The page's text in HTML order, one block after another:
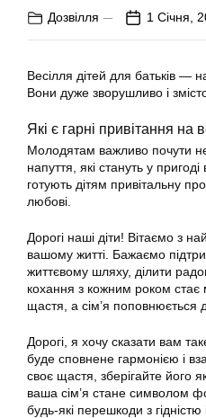
Дозвілля 1 Січня,
Весілля дітей для батьків —
Вони дуже зворушливо і
Які є гарні привітання на
Молодятам важливо почути не
напуття, які стануть у
готують дітям привітальну
любові.
Дорогі наші діти! Вітаємо з
вашому житті. Бажаємо
життєвому шляху, ділити
кохання з кожним роком стає
щастя, а сім’я поповнюється
Дорогі, я хочу сказати вам
буде сповнене гармонією і
своє щастя, зберігайте його
ваша сім’я стане символом
будь-які перешкоди з